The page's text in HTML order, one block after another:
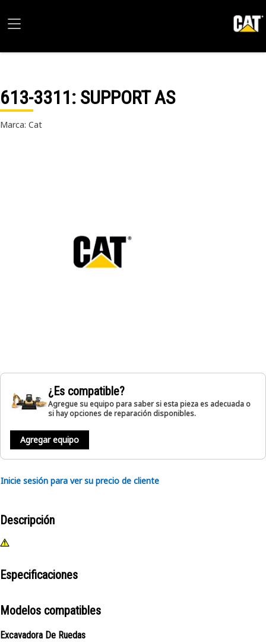
613-3311: SUPPORT AS
Marca: Cat
¿Es compatible?
Agregue su equipo para saber si esta pieza es adecuada o
si hay opciones de reparación disponibles.
Agregar equipo
Inicie sesión para ver su precio de cliente
Descripción
Especificaciones
Modelos compatibles
Excavadora De Ruedas